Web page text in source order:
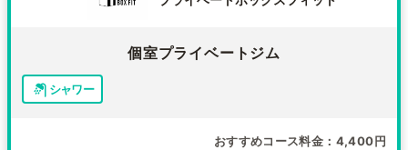
個室プライベートジム
シャワー
おすすめコース料金 4,400円